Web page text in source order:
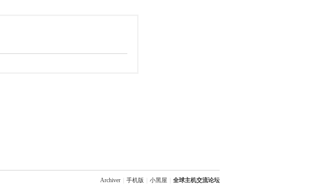
Archiver 手机版 小黑屋 全球主机交流论坛